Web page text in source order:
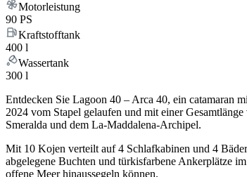
Motorleistung
90 PS
Kraftstofftank
400 l
Wassertank
300 l
Entdecken Sie Lagoon 40 – Arca 40, ein catamaran
2024 vom Stapel gelaufen und mit einer
Smeralda und dem La-Maddalena-Archipel.
Mit 10 Kojen verteilt auf 4 Schlafkabinen und 4
abgelegene Buchten und türkisfarbene Ankerplätze
offene Meer hinaussegeln können.